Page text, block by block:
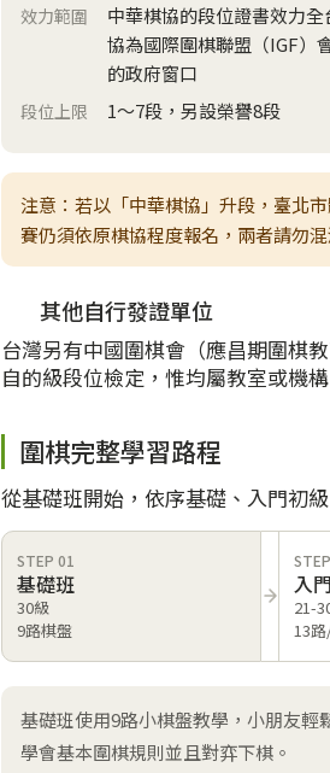
效力範圍
中華棋協的段位證書效力
協為國際圍棋聯盟（IGF）
的政府窗口
段位上限 1～7段，另設榮譽8段
注意：若以「中華棋協」升段，臺北
賽仍須依原棋協程度報名，兩者請勿混
其他自行發證單位
台灣另有中國圍棋會（應昌期圍棋
自的級段位檢定，惟均屬教室或機
圍棋完整學習路程
從基礎班開始，依序基礎、入門初
STEP 01
基礎班
30級
9路棋盤
入
21-
13
基礎班使用9路小棋盤教學，小朋友
學會基本圍棋規則並且對弈下棋。